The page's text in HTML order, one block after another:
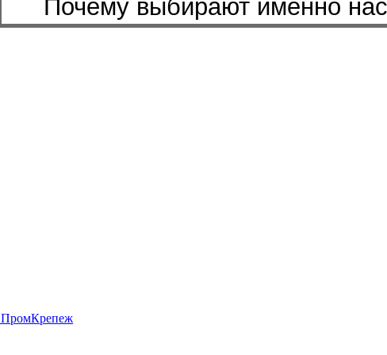
ПромКрепеж
Почему выбирают именно